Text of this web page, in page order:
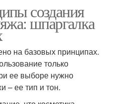
создания
шпаргалка
на базовых принципах.
только
ее выборе нужно
– ее тип и тон.